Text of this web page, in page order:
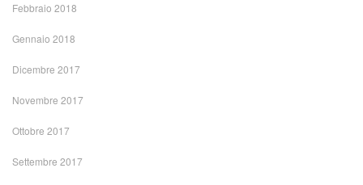
Febbraio 2018
Gennaio 2018
Dicembre 2017
Novembre 2017
Ottobre 2017
Settembre 2017